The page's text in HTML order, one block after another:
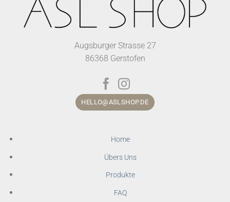
Augsburger Strasse 27
86368 Gerstofen
HELLO@ASLSHOP.DE
Home
Übers Uns
Produkte
FAQ